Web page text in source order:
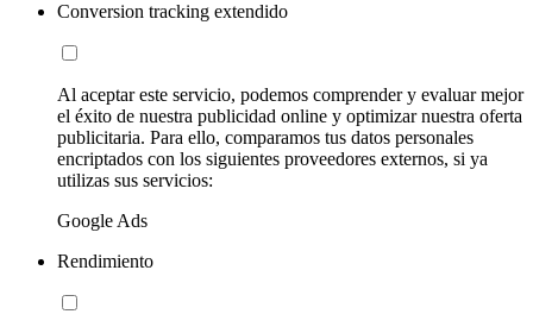
Conversion tracking extendido
Al aceptar este servicio, podemos comprender y evaluar mejor
el éxito de nuestra publicidad online y optimizar nuestra oferta
publicitaria. Para ello, comparamos tus datos personales
encriptados con los siguientes proveedores externos, si ya
utilizas sus servicios:
Google Ads
Rendimiento